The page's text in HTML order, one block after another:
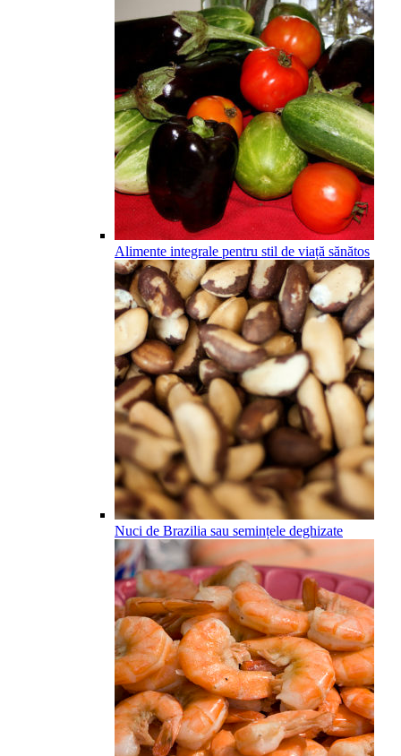
Alimente integrale pentru stil de viață sănătos
Nuci de Brazilia sau semințele deghizate